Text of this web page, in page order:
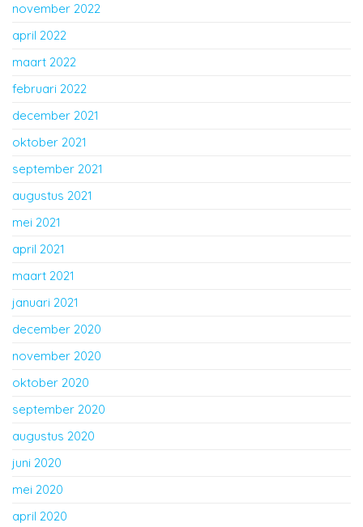
november 2022
april 2022
maart 2022
februari 2022
december 2021
oktober 2021
september 2021
augustus 2021
mei 2021
april 2021
maart 2021
januari 2021
december 2020
november 2020
oktober 2020
september 2020
augustus 2020
juni 2020
mei 2020
april 2020